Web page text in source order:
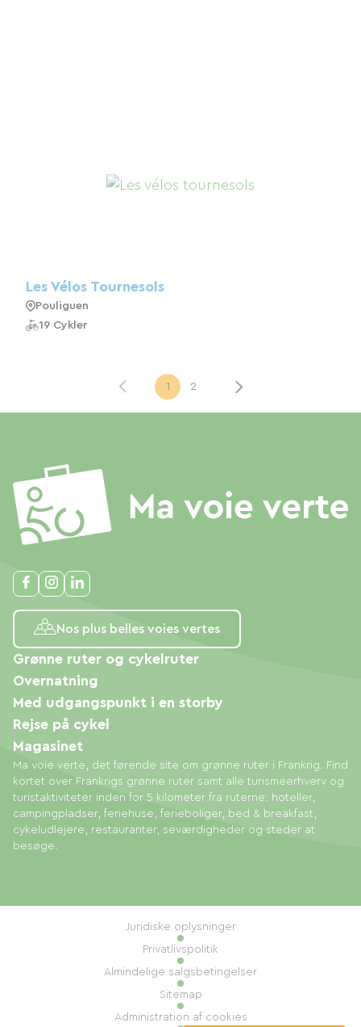
Les Vélos Tournesols
Pouliguen
19 Cykler
1 2
Nos plus belles voies vertes
Ma voie verte, det førende site om grønne ruter i Frankrig. Find
kortet over Frankrigs grønne ruter samt alle turismeerhverv og
turistaktiviteter inden for 5 kilometer fra ruterne: hoteller,
campingpladser, feriehuse, ferieboliger, bed & breakfast,
cykeludlejere, restauranter, seværdigheder og steder at
besøge.
Grønne ruter og cykelruter
Overnatning
Med udgangspunkt i en storby
Rejse på cykel
Magasinet
Juridiske oplysninger
Privatlivspolitik
Almindelige salgsbetingelser
Sitemap
Administration af cookies